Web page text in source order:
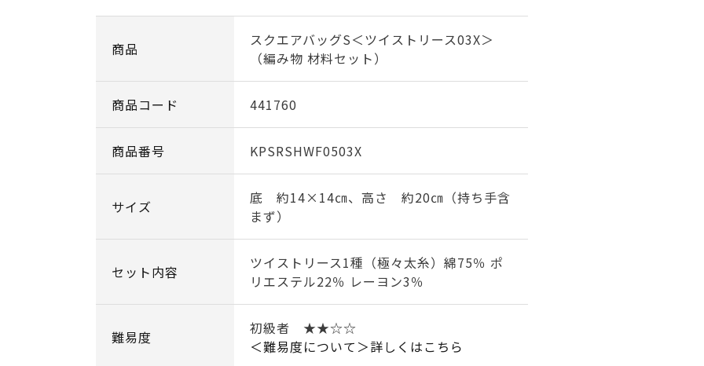
商品
スクエアバッグS＜ツイストリース03X＞
（編み物 材料セット）
商品コード 441760
商品番号 KPSRSHWF0503X
サイズ
底 約14×14㎝、高さ 約20㎝（持ち手含
まず）
セット内容
ツイストリース1種（極々太糸）綿75％ ポ
リエステル22％ レーヨン3％
難易度
初級者 ★★☆☆
＜難易度について＞詳しくはこちら